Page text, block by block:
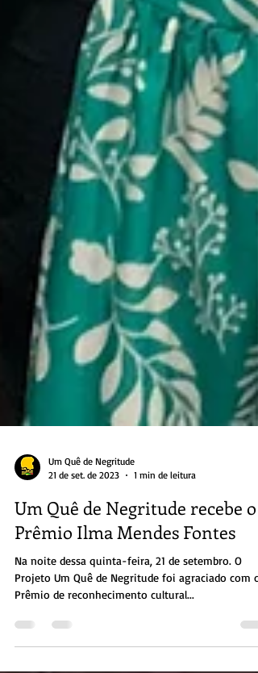
21 de set. de 2023
1 min de leitura
Um Quê de Negritude recebe o
Prêmio Ilma Mendes Fontes
Na noite dessa quinta-feira, 21 de setembro. O
Projeto Um Quê de Negritude foi agraciado com o
Prêmio de reconhecimento cultural...